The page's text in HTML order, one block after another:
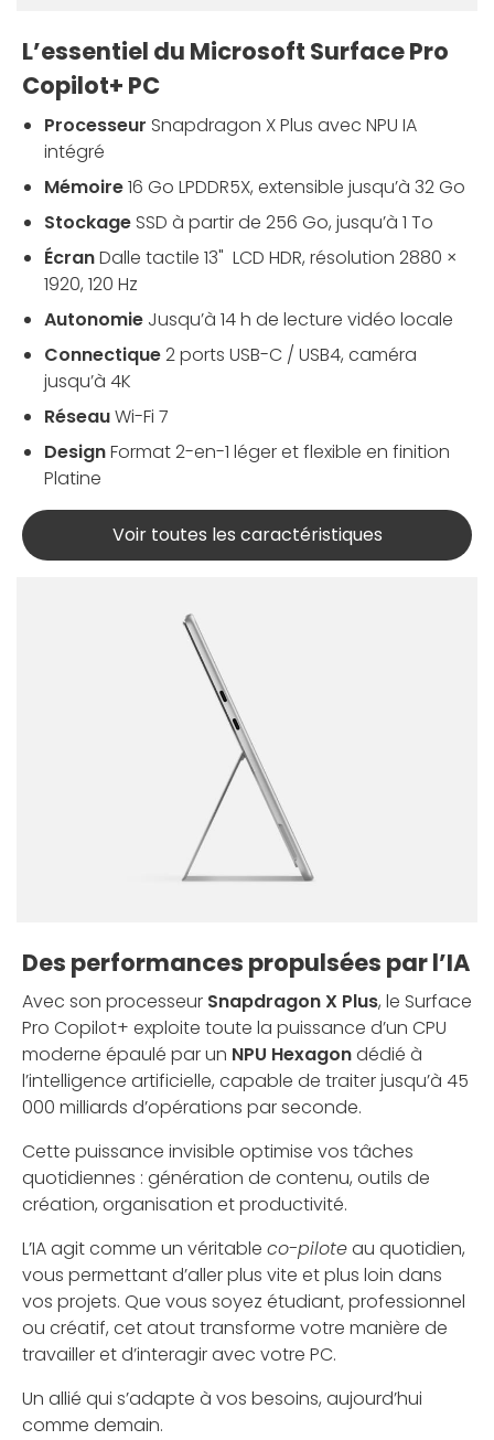
L’essentiel du Microsoft Surface Pro
Copilot+ PC
Processeur Snapdragon X Plus avec NPU IA
intégré
Mémoire16 Go LPDDR5X, extensible jusqu’à 32 Go
Stockage SSD à partir de 256 Go, jusqu’à 1 To
ÉcranDalle tactile 13" LCD HDR, résolution 2880 ×
1920, 120 Hz
Autonomie Jusqu’à 14 h de lecture vidéo locale
Connectique2 ports USB-C / USB4, caméra
jusqu’à 4K
RéseauWi-Fi 7
DesignFormat 2-en-1 léger et flexible en finition
Platine
Voir toutes les caractéristiques
Des performances propulsées par l’IA
Avec son processeur Snapdragon X Plus, le Surface
Pro Copilot+ exploite toute la puissance d’un CPU
moderne épaulé par un NPU Hexagondédié à
l’intelligence artificielle, capable de traiter jusqu’à 45
000 milliards d’opérations par seconde.
Cette puissance invisible optimise vos tâches
quotidiennes : génération de contenu, outils de
création, organisation et productivité.
L’IA agit comme un véritable co-piloteau quotidien,
vous permettant d’aller plus vite et plus loin dans
vos projets. Que vous soyez étudiant, professionnel
ou créatif, cet atout transforme votre manière de
travailler et d’interagir avec votre PC.
Un allié qui s’adapte à vos besoins, aujourd’hui
comme demain.